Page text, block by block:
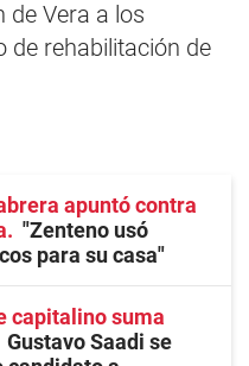
de Vera a los
de rehabilitación de
apuntó contra
"Zenteno usó
para su casa"
capitalino suma
Gustavo Saadi se